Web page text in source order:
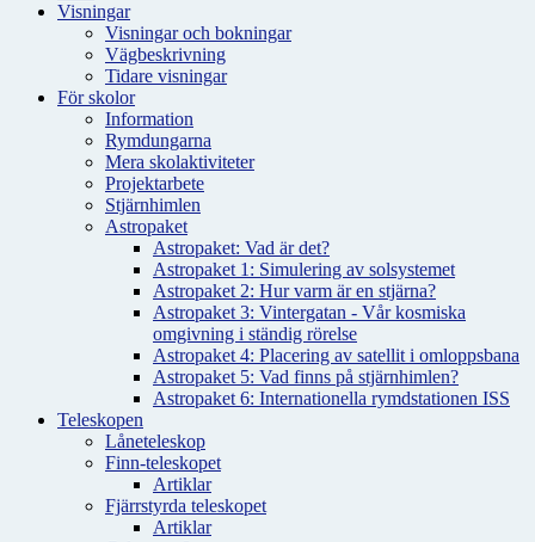
Visningar
Visningar och bokningar
Vägbeskrivning
Tidare visningar
För skolor
Information
Rymdungarna
Mera skolaktiviteter
Projektarbete
Stjärnhimlen
Astropaket
Astropaket: Vad är det?
Astropaket 1: Simulering av solsystemet
Astropaket 2: Hur varm är en stjärna?
Astropaket 3: Vintergatan - Vår kosmiska
omgivning i ständig rörelse
Astropaket 4: Placering av satellit i omloppsbana
Astropaket 5: Vad finns på stjärnhimlen?
Astropaket 6: Internationella rymdstationen ISS
Teleskopen
Låneteleskop
Finn-teleskopet
Artiklar
Fjärrstyrda teleskopet
Artiklar